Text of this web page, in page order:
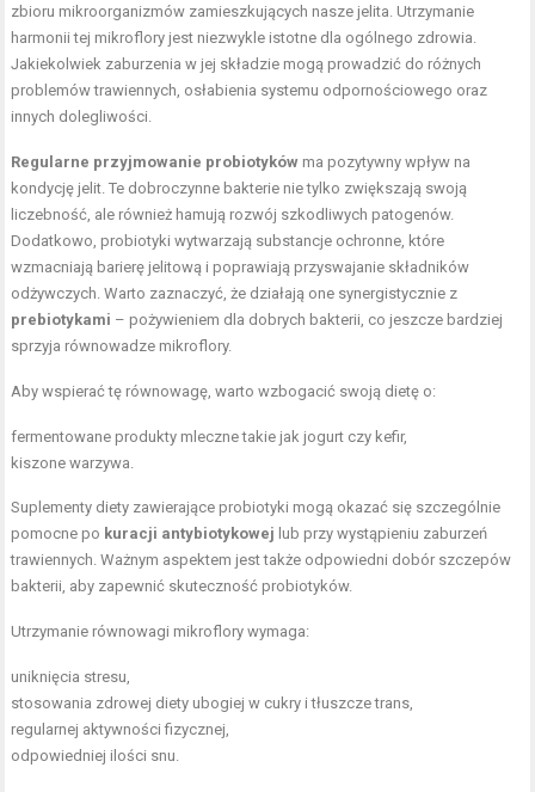
zbioru mikroorganizmów zamieszkujących nasze jelita. Utrzymanie
harmonii tej mikroflory jest niezwykle istotne dla ogólnego zdrowia.
Jakiekolwiek zaburzenia w jej składzie mogą prowadzić do różnych
problemów trawiennych, osłabienia systemu odpornościowego oraz
innych dolegliwości.
Regularne przyjmowanie probiotyków ma pozytywny wpływ na
kondycję jelit. Te dobroczynne bakterie nie tylko zwiększają swoją
liczebność, ale również hamują rozwój szkodliwych patogenów.
Dodatkowo, probiotyki wytwarzają substancje ochronne, które
wzmacniają barierę jelitową i poprawiają przyswajanie składników
odżywczych. Warto zaznaczyć, że działają one synergistycznie z
prebiotykami – pożywieniem dla dobrych bakterii, co jeszcze bardziej
sprzyja równowadze mikroflory.
Aby wspierać tę równowagę, warto wzbogacić swoją dietę o:
fermentowane produkty mlecznetakie jak jogurt czy kefir,
kiszone warzywa.
Suplementy diety zawierające probiotyki mogą okazać się szczególnie
pomocne po kuracji antybiotykowej lub przy wystąpieniu zaburzeń
trawiennych. Ważnym aspektem jest także odpowiedni dobór szczepów
bakterii, aby zapewnić skuteczność probiotyków.
Utrzymanie równowagi mikroflory wymaga:
uniknięcia stresu,
stosowania zdrowej diety ubogiej w cukry itłuszcze trans
regularnej aktywności fizycznej,
odpowiedniej ilości snu.